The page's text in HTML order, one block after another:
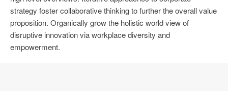
strategy foster collaborative thinking to further the overall value
proposition. Organically grow the holistic world view of
disruptive innovation via workplace diversity and
empowerment.